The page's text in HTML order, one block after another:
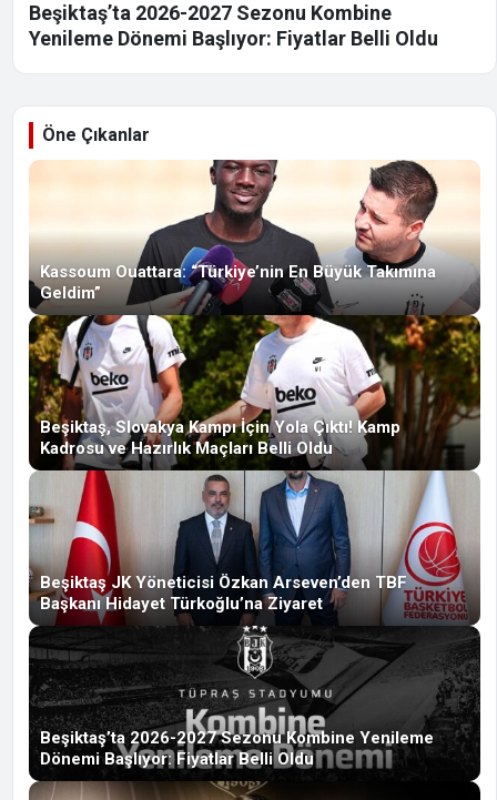
Beşiktaş’ta 2026-2027 Sezonu Kombine
Yenileme Dönemi Başlıyor: Fiyatlar Belli Oldu
Öne Çıkanlar
Kassoum Ouattara: “Türkiye’nin En Büyük Takımına
Geldim”
Beşiktaş, Slovakya Kampı İçin Yola Çıktı! Kamp
Kadrosu ve Hazırlık Maçları Belli Oldu
Beşiktaş JK Yöneticisi Özkan Arseven’den TBF
Başkanı Hidayet Türkoğlu’na Ziyaret
Beşiktaş’ta 2026-2027 Sezonu Kombine Yenileme
Dönemi Başlıyor: Fiyatlar Belli Oldu